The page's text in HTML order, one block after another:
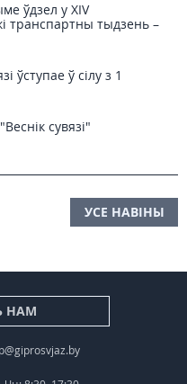
ўдзел у XIV
транспартны тыдзень –
ўступае ў сілу з 1
сувязi"
УСЕ НАВІНЫ
НАМ